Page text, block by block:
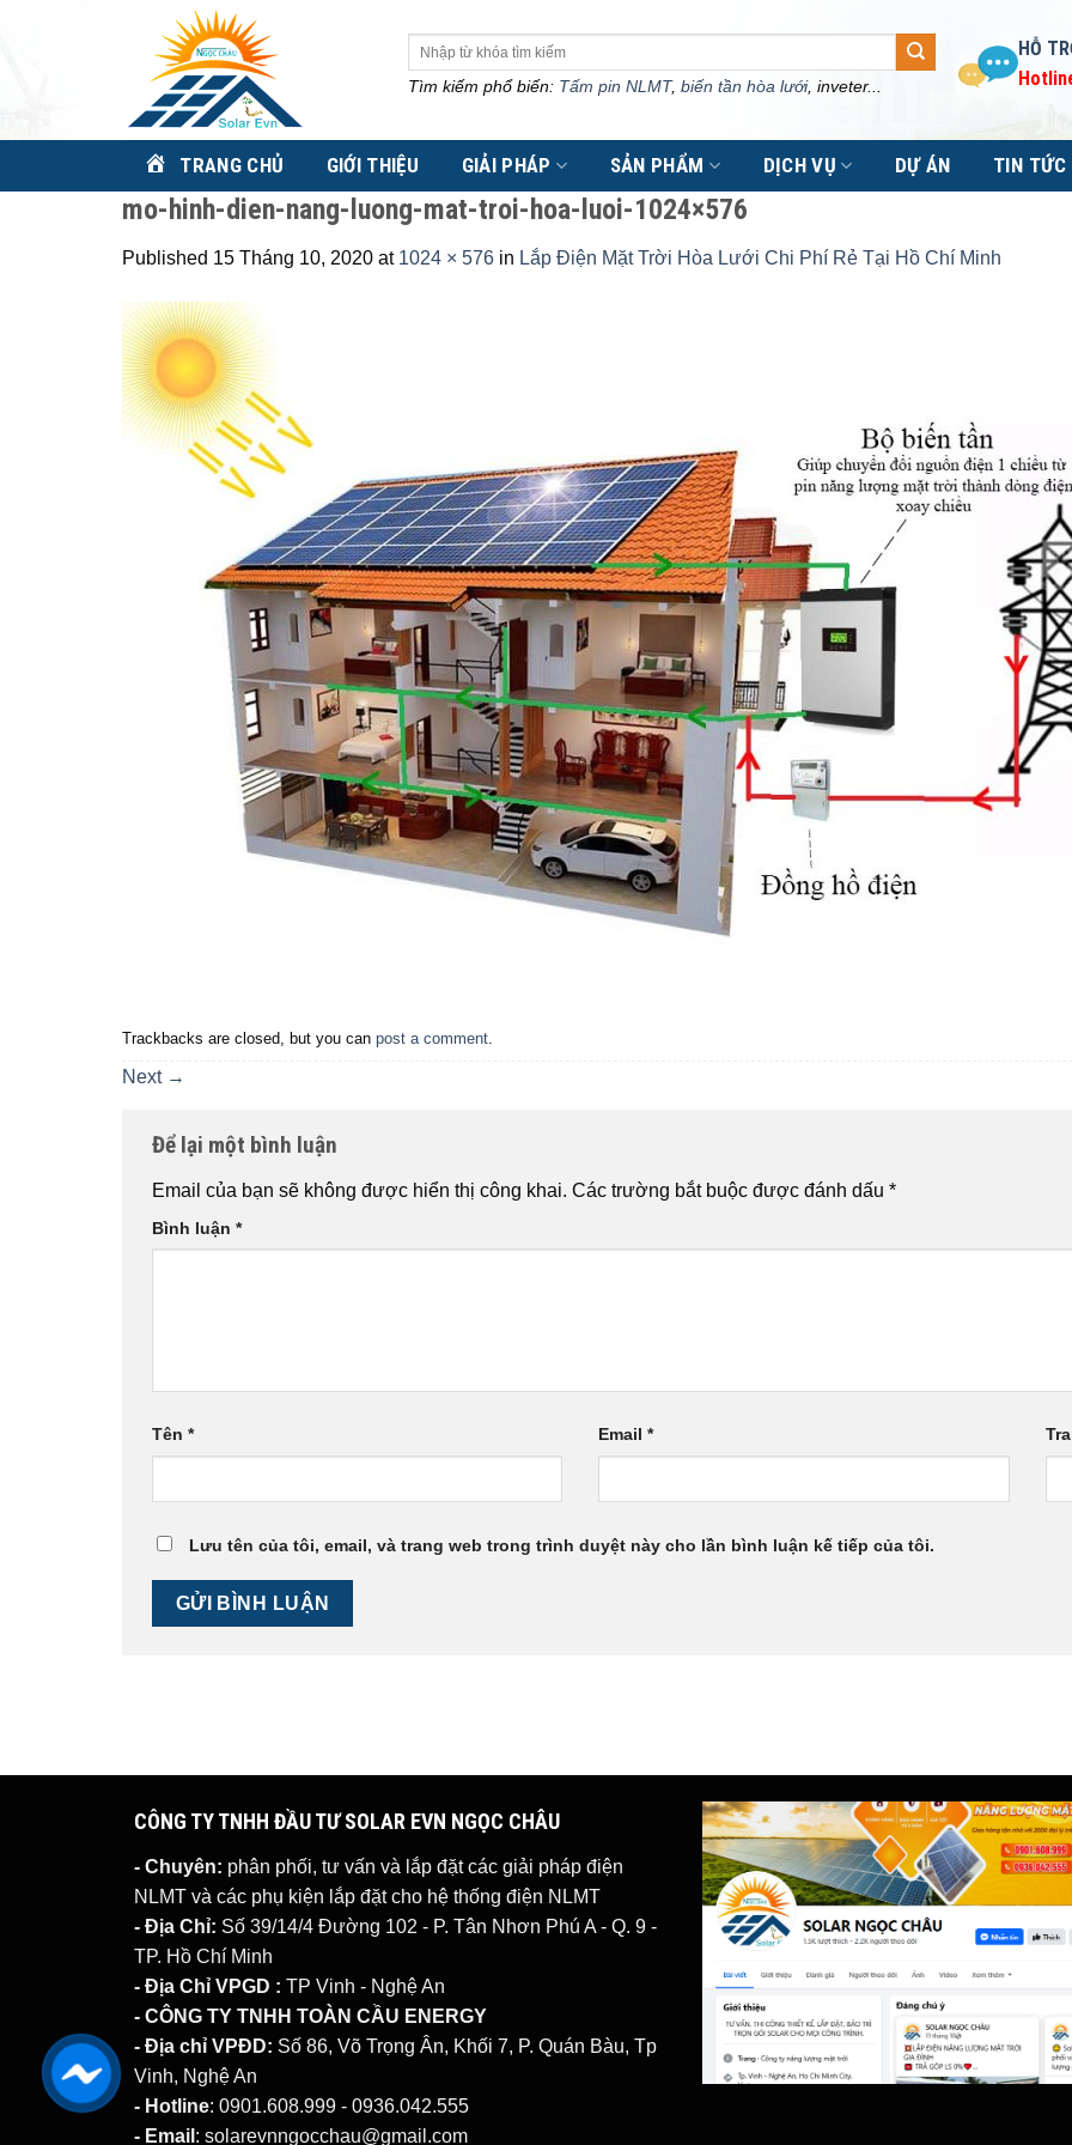
kiếm:
Tìm kiếm phổ biến: Tấm pin NLMT, biến tần hòa lưới, inveter...
HỖ
TRANG CHỦ GIỚI THIỆU GIẢI PHÁP SẢN PHẨM DỊCH VỤ DỰ ÁN TIN TỨC
mo-hinh-dien-nang-luong-mat-troi-hoa-luoi-1024×576
Published 15 Tháng 10, 2020 at 1024 × 576 in Lắp Điện Mặt Trời Hòa Lưới Chi Phí Rẻ Tại Hồ Chí Minh
Trackbacks are closed, but you can post a comment.
Next →
Để lại một bình luận
Email của bạn sẽ không được hiển thị công khai. Các trường bắt buộc được đánh dấu *
Bình luận *
Tên * Email*
Lưu tên của tôi, email, và trang web trong trình duyệt này cho lần bình luận kế tiếp của tôi.
CÔNG TY TNHH ĐẦU TƯ SOLAR EVN NGỌC CHÂU
- Chuyên: phân phối, tư vấn và lắp đặt các giải pháp điện
NLMT và các phụ kiện lắp đặt cho hệ thống điện NLMT
- Địa Chỉ: Số 39/14/4 Đường 102 - P. Tân Nhơn Phú A - Q. 9 -
TP. Hồ Chí Minh
- Địa Chỉ VPGD : TP Vinh - Nghệ An
- CÔNG TY TNHH TOÀN CẦU ENERGY
- Địa chỉ VPĐD: Số 86, Võ Trọng Ân, Khối 7, P. Quán Bàu, Tp
Vinh, Nghệ An
- Hotline: 0901.608.999 - 0936.042.555
- Email : solarevnngocchau@gmail.com